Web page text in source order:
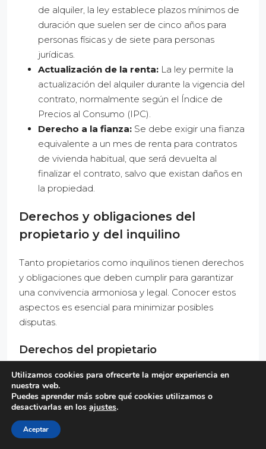
de alquiler, la ley establece plazos mínimos de
duración que suelen ser de cinco años para
personas físicas y de siete para personas
jurídicas.
Actualización de la renta: La ley permite la
actualización del alquiler durante la vigencia del
contrato, normalmente según el Índice de
Precios al Consumo (IPC).
Derecho a la fianza: Se debe exigir una fianza
equivalente a un mes de renta para contratos
de vivienda habitual, que será devuelta al
finalizar el contrato, salvo que existan daños en
la propiedad.
Derechos y obligaciones del
propietario y del inquilino
Tanto propietarios como inquilinos tienen derechos
y obligaciones que deben cumplir para garantizar
una convivencia armoniosa y legal. Conocer estos
aspectos es esencial para minimizar posibles
disputas.
Derechos del propietario
Recibir el pago del alquiler en la fecha
acordada.
Exigir el cumplimiento de las condiciones del
contrato.
Acceder a la propiedad para realizar
Utilizamos cookies para ofrecerte la mejor experiencia en
nuestra web.
Puedes aprender más sobre qué cookies utilizamos o
desactivarlas en los ajustes.
Aceptar